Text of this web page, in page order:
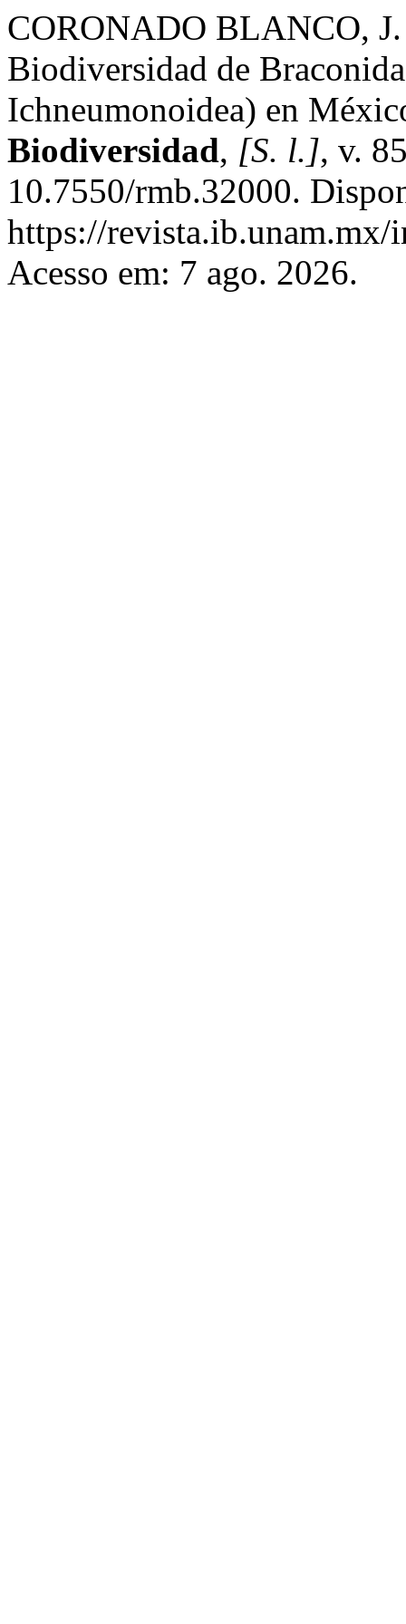
CORONADO BLANCO,
Biodiversidad de
Ichneumonoidea) en
Biodiversidad, [S. l.], v.
10.7550/rmb.32000.
https://
Acesso em: 7 ago. 2026.